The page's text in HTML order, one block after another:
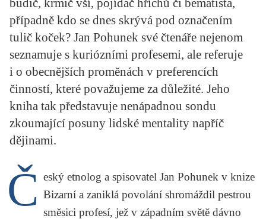
KRITIKA PŘEKLADU
SLOUPEK
ILIGLOSA
případně kdo se dnes skrývá pod označením
tulič koček? Jan Pohunek své čtenáře nejenom
seznamuje s kuriózními profesemi, ale referuje
i o obecnějších proměnách v preferencích
činností, které považujeme za důležité. Jeho
kniha tak představuje nenápadnou sondu
zkoumající posuny lidské mentality napříč
dějinami.
Č eský etnolog a spisovatel Jan Pohunek v knize
Bizarní a zaniklá povolání shromáždil pestrou
směsici profesí, jež v západním světě dávno